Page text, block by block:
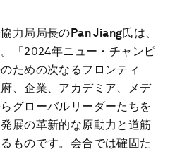
力局局長のPan Jiang氏は、
「2024年ニュー・チャンピ
ための次なるフロンティ
、企業、アカデミア、メデ
グローバルリーダーたちを
展の革新的な原動力と道筋
ものです。会合では確固た